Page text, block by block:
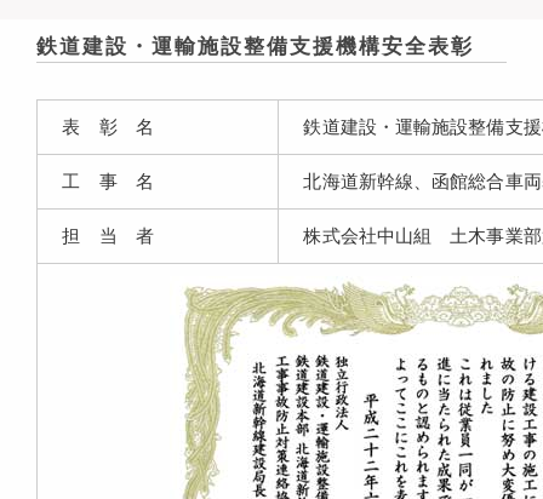
鉄道建設・運輸施設整備支援機構安全表彰
表 彰 名 鉄道建設・運輸施設整備支
工 事 名 北海道新幹線、函館総合車
担 当 者 株式会社中山組 土木事業